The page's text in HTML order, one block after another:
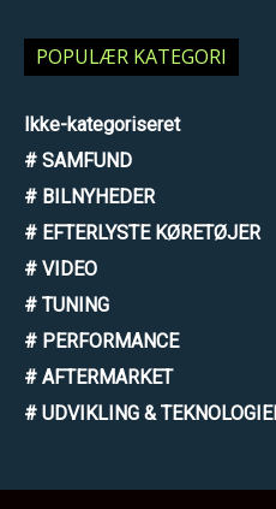
POPULÆR KATEGORI
Ikke-kategoriseret
# SAMFUND
# BILNYHEDER
# EFTERLYSTE KØRETØJER
# VIDEO
# TUNING
# PERFORMANCE
# AFTERMARKET
# UDVIKLING &